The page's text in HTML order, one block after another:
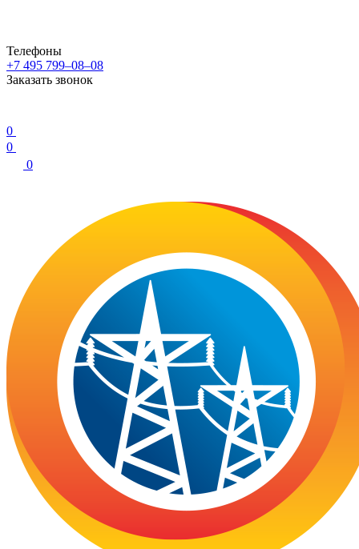
Телефоны
+7 495 799–08–08
Заказать звонок
0
0
0